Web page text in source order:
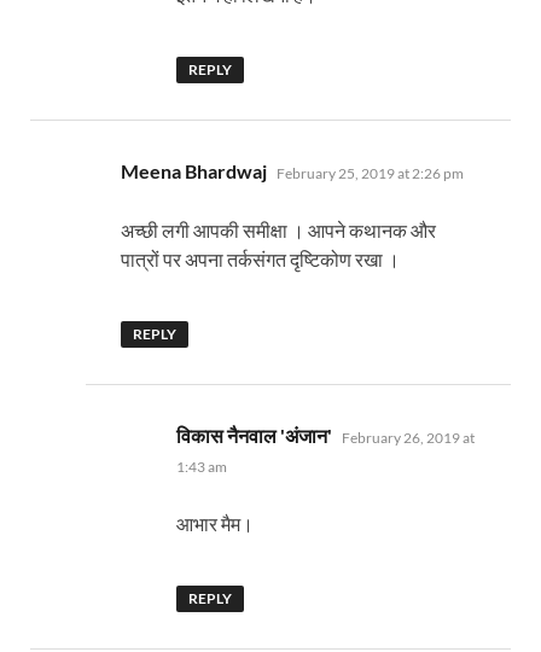
REPLY
Meena Bhardwaj says:
February 25, 2019 at 2:26 pm
अच्छी लगी आपकी समीक्षा । आपने कथानक और
पात्रों पर अपना तर्कसंगत दृष्टिकोण रखा ।
REPLY
विकास नैनवाल 'अंजान' says:
February 26, 2019 at
1:43 am
आभार मैम।
REPLY